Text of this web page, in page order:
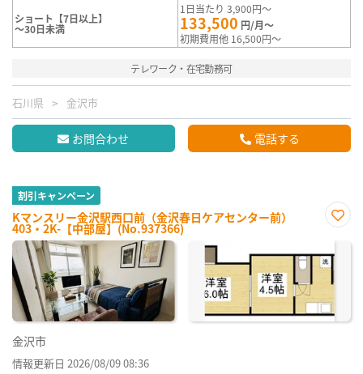
ショート【7日以上】
～30日未満
1日当たり 3,900円～
133,500 円/月～
初期費用他 16,500円～
テレワーク・在宅勤務可
石川県 金沢市
お問合わせ 電話する
割引キャンペーン
Kマンスリー金沢駅西口前（金沢春日ケアセンター前）
403・2K-【中部屋】(No.937366)
に入
り登
録
金沢市
情報更新日 2026/08/09 08:36